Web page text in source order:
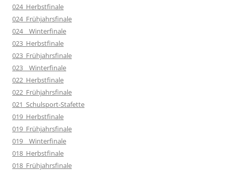
024_Herbstfinale
024_Frühjahrsfinale
024__Winterfinale
023_Herbstfinale
023_Frühjahrsfinale
023__Winterfinale
022_Herbstfinale
022_Frühjahrsfinale
021_Schulsport-Stafette
019_Herbstfinale
019_Frühjahrsfinale
019__Winterfinale
018_Herbstfinale
018_Frühjahrsfinale